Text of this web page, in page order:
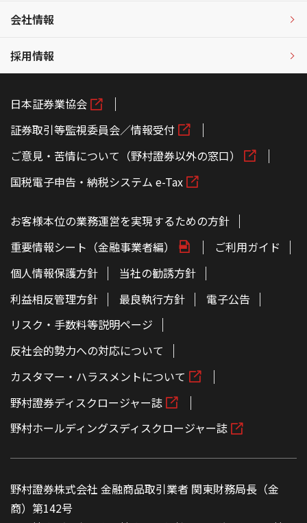
会社情報
採用情報
日本証券業協会
証券取引等監視委員会／情報受付
ご意見・苦情について（野村證券以外の窓口）
国税電子申告・納税システム e-Tax
お客様本位の業務運営を実現するための方針
重要情報シート（金融事業者編）
ご利用ガイド
個人情報保護方針
当社の勧誘方針
利益相反管理方針
最良執行方針
電子公告
リスク・手数料等説明ページ
反社会的勢力への対応について
カスタマー・ハラスメントについて
野村證券ディスクロージャー誌
野村ホールディングスディスクロージャー誌
野村證券株式会社 金融商品取引業者 関東財務局長（金
商）第142号